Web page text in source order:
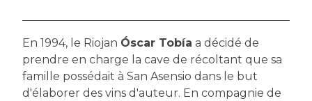
En 1994, le Riojan Óscar Tobía a décidé de
prendre en charge la cave de récoltant que sa
famille possédait à San Asensio dans le but
d'élaborer des vins d'auteur. En compagnie de